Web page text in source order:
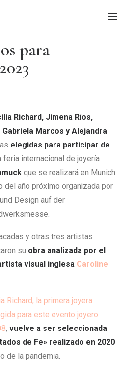
CONTEMPORÁNEA
os para
2023
Richard, Jimena Ríos,
Gabriela Marcos y Alejandra
elegidas para participar de
feria internacional de joyería
que se realizará en Munich
del año próximo organizada por
Design auf der
y otras tres artistas
su obra analizada por el
visual inglesa Caroline
Richard, la primera joyera
para este evento joyero
, vuelve a ser seleccionada
de Fe» realizado en 2020
de la pandemia.